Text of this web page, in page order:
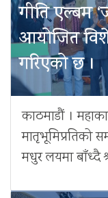
गीति एल्बम
आयोजित
गरिएको छ ।
काठमाडौं ।
मातृभूमिप्रतिको
मधुर लयमा बाँध्दै